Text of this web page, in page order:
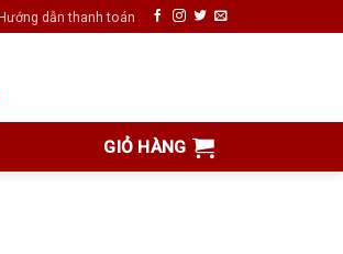
dẫn thanh toán
GIỎ HÀNG